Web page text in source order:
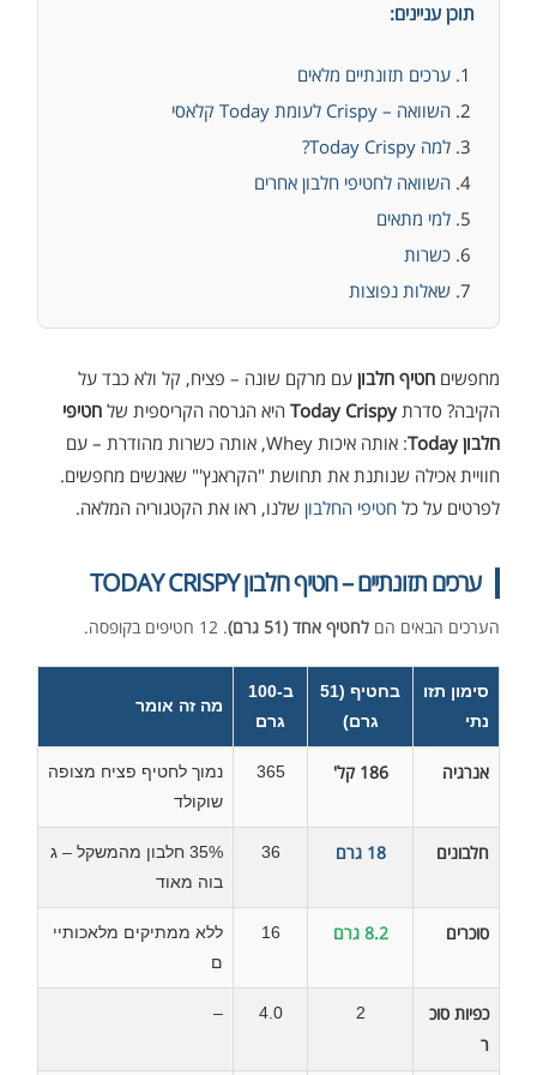
תוכן עניינים:
ערכים תזונתיים מלאים
השוואה – Crispy לעומת Today קלאסי
למה Today Crispy?
השוואה לחטיפי חלבון אחרים
למי מתאים
כשרות
שאלות נפוצות
מחפשים חטיף חלבון עם מרקם שונה – פציח, קל ולא כבד על
הקיבה? סדרתToday Crispy היא הגרסה הקריספית של חטיפי
חלבון Today
: אותה איכות Whey, אותה כשרות מהודרת – עם
חוויית אכילה שנותנת את תחושת "הקראנץ'" שאנשים מחפשים.
לפרטים על כל חטיפי החלבון שלנו, ראו את הקטגוריה המלאה.
ערכים תזונתיים – חטיף חלבון TODAY CRISPY
הערכים הבאים הם לחטיף אחד (51 גרם) . 12 חטיפים בקופסה.
סימון תזו
נתי
בחטיף (51
גרם)
ב-100
גרם
מה זה אומר
אנרגיה 186 קל' 365
נמוך לחטיף פציח מצופה
שוקולד
חלבונים 18 גרם 36
35% חלבון מהמשקל – ג
בוה מאוד
סוכרים 8.2 גרם 16
ללא ממתיקים מלאכותיי
ם
כפיות סוכ
ר
2
4.0
–